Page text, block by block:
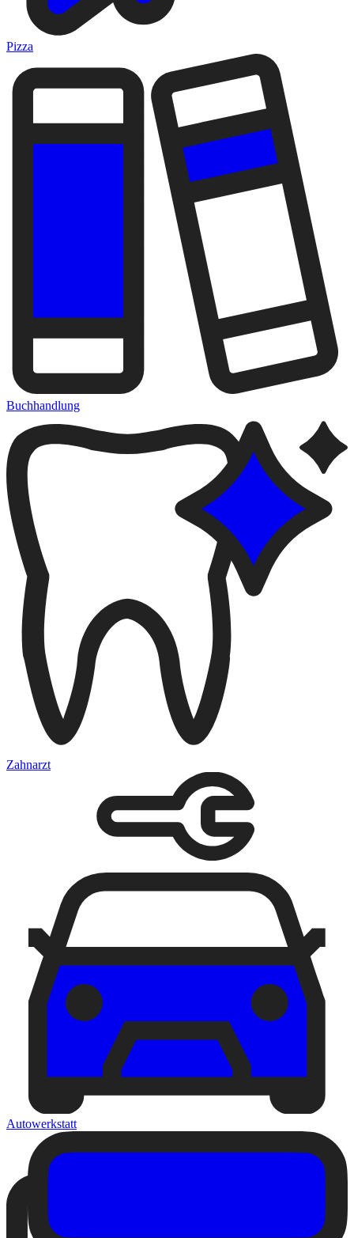
Pizza
Buchhandlung
Zahnarzt
Autowerkstatt